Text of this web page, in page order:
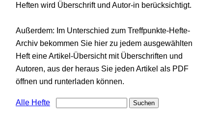
Heften wird Überschrift und Autor-in berücksichtigt.
Außerdem: Im Unterschied zum Treffpunkte-Hefte-
Archiv bekommen Sie hier zu jedem ausgewählten
Heft eine Artikel-Übersicht mit Überschriften und
Autoren, aus der heraus Sie jeden Artikel als PDF
öffnen und runterladen können.
Alle Hefte